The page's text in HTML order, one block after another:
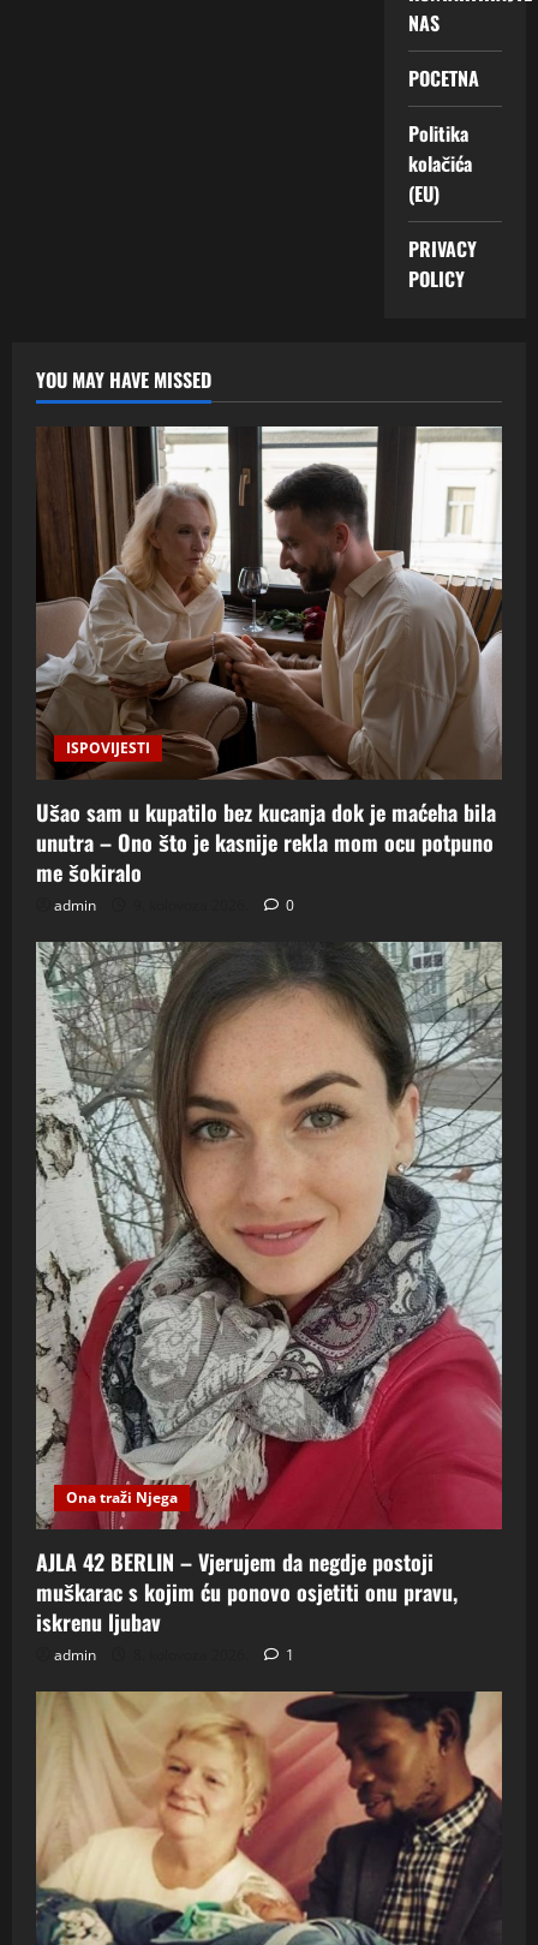
NAS
POCETNA
Politika
kolačića
(EU)
PRIVACY
POLICY
YOU MAY HAVE MISSED
ISPOVIJESTI
Ušao sam u kupatilo bez kucanja dok je maćeha bila
unutra – Ono što je kasnije rekla mom ocu potpuno
me šokiralo
admin 0
Ona traži Njega
AJLA 42 BERLIN – Vjerujem da negdje postoji
muškarac s kojim ću ponovo osjetiti onu pravu,
iskrenu ljubav
admin 1